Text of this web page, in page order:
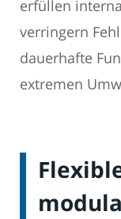
erfüllen
verringern
dauerhafte
extremen